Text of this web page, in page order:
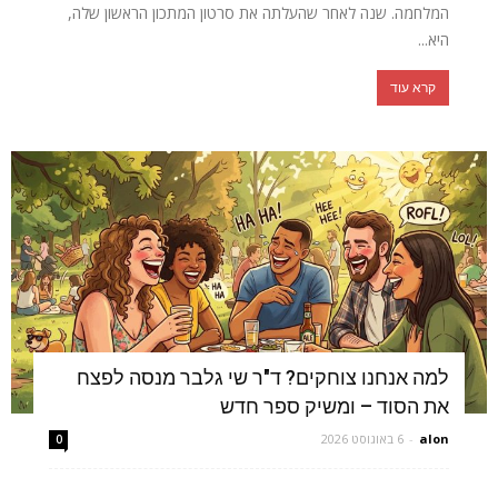
המלחמה. שנה לאחר שהעלתה את סרטון המתכון הראשון שלה,
היא...
קרא עוד
למה אנחנו צוחקים? ד"ר שי גלבר מנסה לפצח
את הסוד – ומשיק ספר חדש
alon
- 6 באוגוסט 2026 0